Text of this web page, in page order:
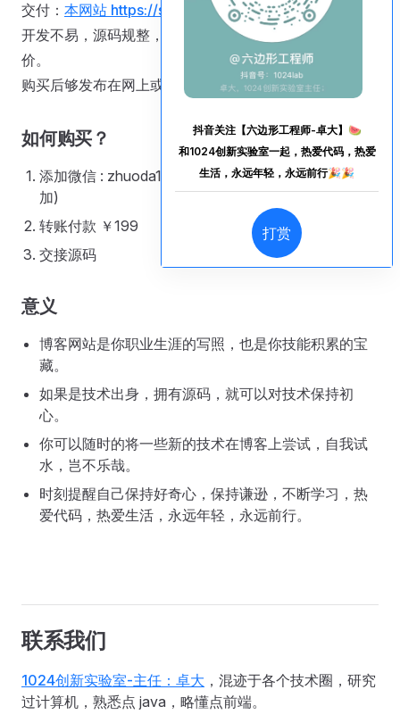
抖音关注【六边形工程师-卓大】🍉
和1024创新实验室一起，热爱代码，热爱
生活，永远年轻，永远前行🎉🎉
打赏
交付： 本网站 https://smartadmin.vip的源码
开发不易，源码规整，极其方便二次开发，不接受讨价还
价。
购买后够发布在网上或者造成源码泄露，有权报警追责。
如何购买？
添加微信 : zhuoda1024 (或者扫描右侧微信二维码添
加)
转账付款 ￥199
交接源码
意义
博客网站是你职业生涯的写照，也是你技能积累的宝
藏。
如果是技术出身，拥有源码，就可以对技术保持初
心。
你可以随时的将一些新的技术在博客上尝试，自我试
水，岂不乐哉。
时刻提醒自己保持好奇心，保持谦逊，不断学习，热
爱代码，热爱生活，永远年轻，永远前行。
联系我们
1024创新实验室-主任：卓大 ，混迹于各个技术圈，研究
过计算机，熟悉点 java，略懂点前端。